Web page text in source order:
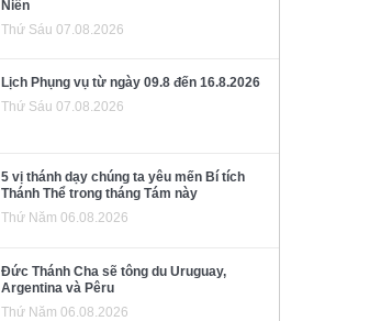
Niên
Thứ Sáu 07.08.2026
Lịch Phụng vụ từ ngày 09.8 đến 16.8.2026
Thứ Sáu 07.08.2026
5 vị thánh dạy chúng ta yêu mến Bí tích
Thánh Thể trong tháng Tám này
Thứ Năm 06.08.2026
Đức Thánh Cha sẽ tông du Uruguay,
Argentina và Pêru
Thứ Năm 06.08.2026